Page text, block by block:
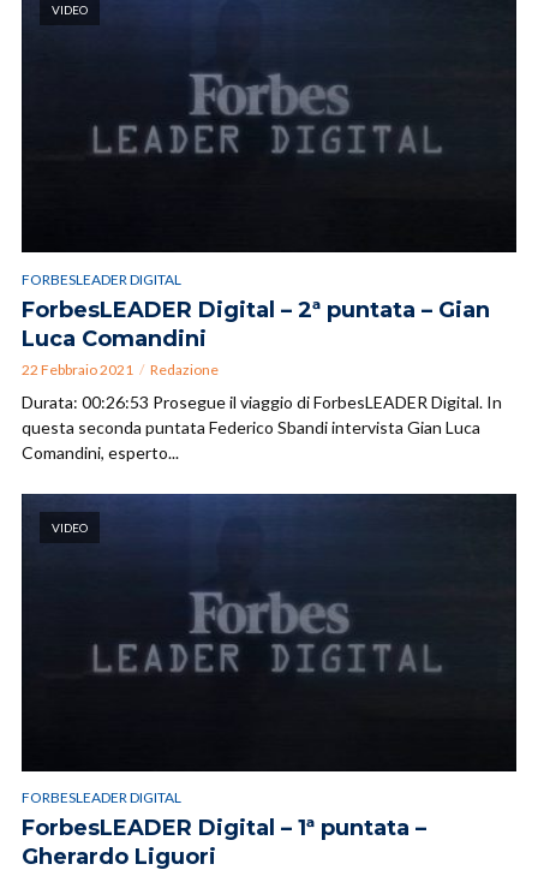
VIDEO
FORBESLEADER DIGITAL
ForbesLEADER Digital – 2ª puntata – Gian
Luca Comandini
22 Febbraio 2021 Redazione
Durata: 00:26:53 Prosegue il viaggio di ForbesLEADER Digital. In
questa seconda puntata Federico Sbandi intervista Gian Luca
Comandini, esperto...
VIDEO
FORBESLEADER DIGITAL
ForbesLEADER Digital – 1ª puntata –
Gherardo Liguori